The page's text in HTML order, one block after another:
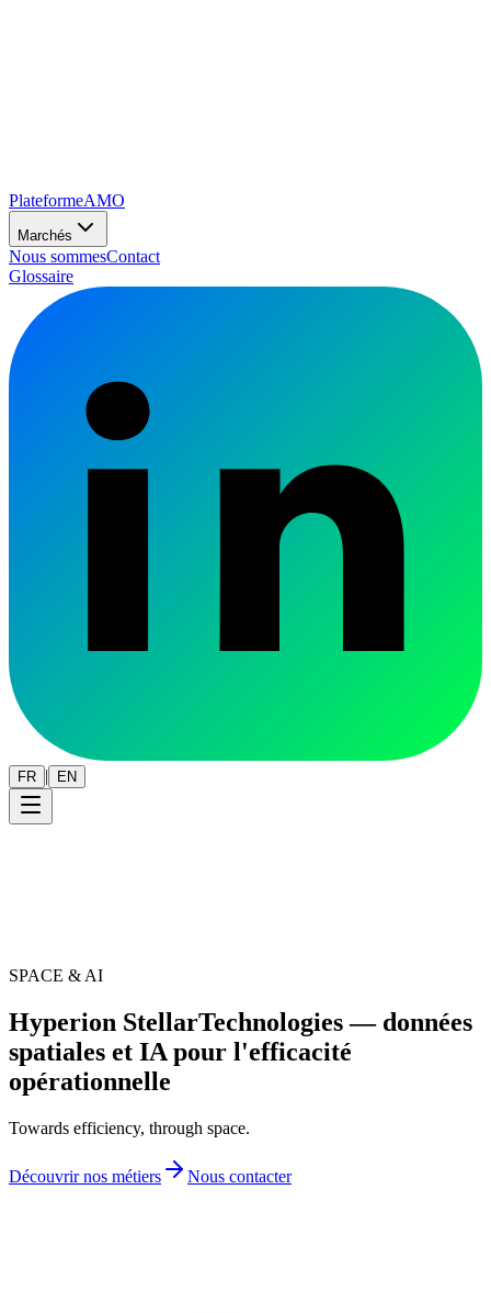
PlateformeAMO
Marchés
Nous sommesContact
Glossaire
FR | EN
SPACE & AI
Hyperion StellarTechnologies— données
spatiales et IA pour l'efficacité
opérationnelle
Towards efficiency, through space.
Découvrir nos métiers Nous contacter